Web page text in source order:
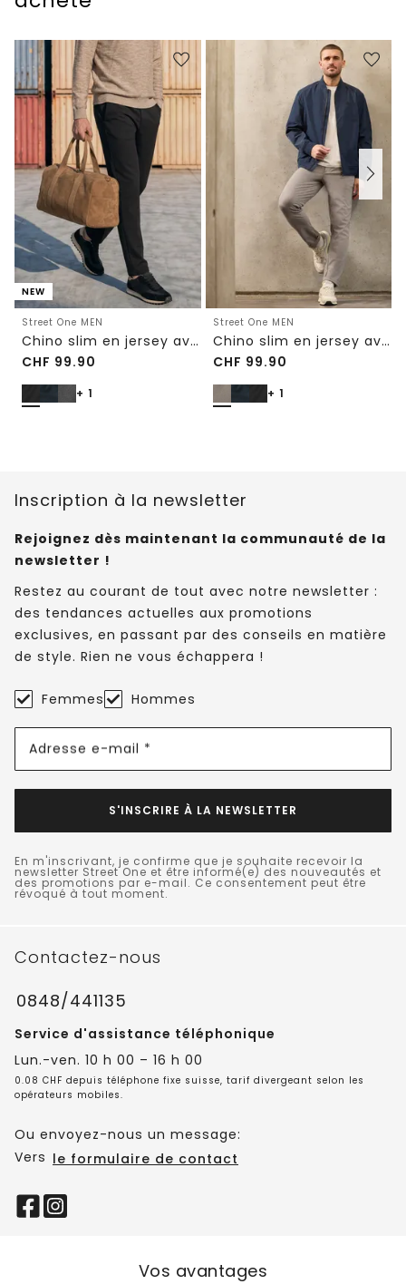
NEW
Street One MEN
Chino slim en jersey avec ceinture confortable
CHF 99.90
+ 1
Street One MEN
Chino slim en jersey avec ceinture confortable
CHF 99.90
+ 1
Inscription à la newsletter
Rejoignez dès maintenant la communauté de la
newsletter !
Restez au courant de tout avec notre newsletter :
des tendances actuelles aux promotions
exclusives, en passant par des conseils en matière
de style. Rien ne vous échappera !
Femmes Hommes
Adresse e-mail *
S'INSCRIRE À LA NEWSLETTER
En m'inscrivant, je confirme que je souhaite recevoir la
newsletter Street One et être informé(e) des nouveautés et
des promotions par e-mail. Ce consentement peut être
révoqué à tout moment.
Contactez-nous
0848/441135
Service d'assistance téléphonique
Lun.-ven. 10 h 00 – 16 h 00
0.08 CHF depuis téléphone fixe suisse, tarif divergeant selon les
opérateurs mobiles.
Ou envoyez-nous un message:
Vers le formulaire de contact
Vos avantages